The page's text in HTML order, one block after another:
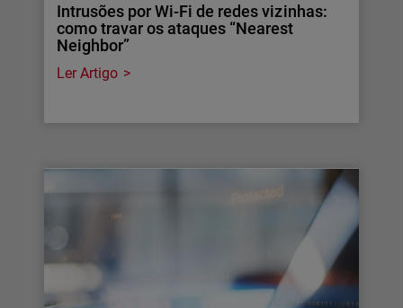
Intrusões por Wi-Fi de redes vizinhas:
como travar os ataques “Nearest
Neighbor”
Ler Artigo